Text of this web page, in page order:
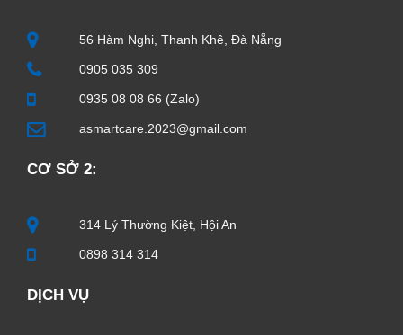
56 Hàm Nghi, Thanh Khê, Đà Nẵng
0905 035 309
0935 08 08 66 (Zalo)
asmartcare.2023@gmail.com
CƠ SỞ 2:
314 Lý Thường Kiệt, Hội An
0898 314 314
DỊCH VỤ